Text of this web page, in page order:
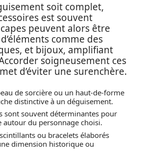
soit complet,
est souvent
peuvent alors être
comme des
et bijoux, amplifiant
soigneusement ces
d’éviter une surenchère.
de sorcière ou un haut-de-forme
distinctive à un déguisement.
sont souvent déterminantes pour
autour du personnage choisi.
ou bracelets élaborés
dimension historique ou